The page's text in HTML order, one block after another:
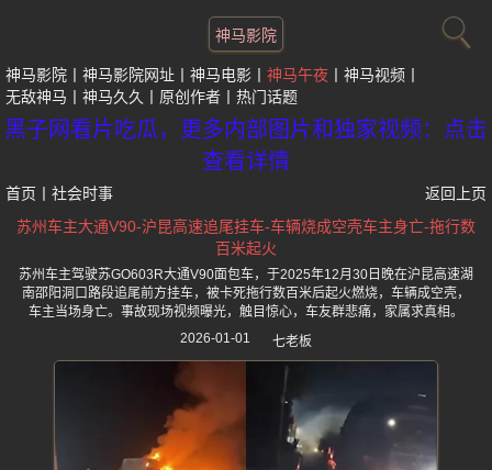
神马影院
神马影院 神马影院网址 神马电影 神马午夜
神马视频
无敌神马
神马久久 原创作者 热门话题
黑子网看片吃瓜，更多内部图片和独家视频：点击
查看详情
首页 社会时事
返回上页
苏州车主大通V90-沪昆高速追尾挂车-车辆烧成空壳车主身亡-拖行数
百米起火
苏州车主驾驶苏GO603R大通V90面包车，于2025年12月30日晚在沪昆高速湖
南邵阳洞口路段追尾前方挂车，被卡死拖行数百米后起火燃烧，车辆成空壳，
车主当场身亡。事故现场视频曝光，触目惊心，车友群悲痛，家属求真相。
2026-01-01
七老板